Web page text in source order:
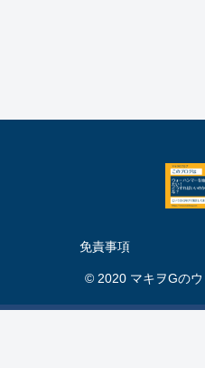
免責事項
© 2020 マキヲGのウ